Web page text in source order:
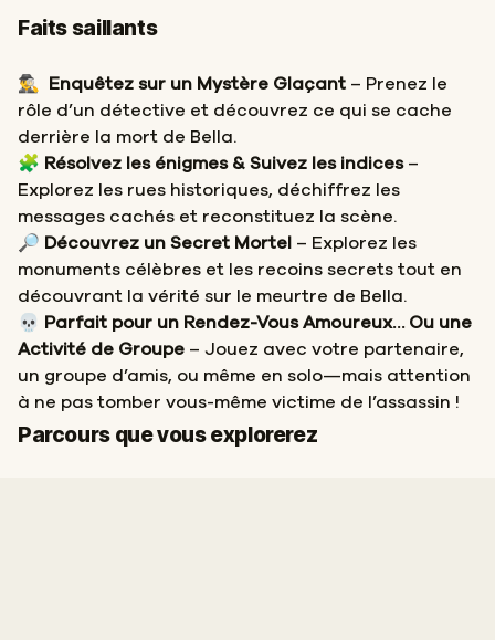
Faits saillants
🕵️‍♂️ Enquêtez sur un Mystère Glaçant – Prenez le
rôle d’un détective et découvrez ce qui se cache
derrière la mort de Bella.
🧩 Résolvez les énigmes & Suivez les indices–
Explorez les rues historiques, déchiffrez les
messages cachés et reconstituez la scène.
🔎 Découvrez un Secret Mortel – Explorez les
monuments célèbres et les recoins secrets tout en
découvrant la vérité sur le meurtre de Bella.
💀
Parfait pour un Rendez-Vous Amoureux… Ou une
Activité de Groupe – Jouez avec votre partenaire,
un groupe d’amis, ou même en solo—mais attention
à ne pas tomber vous-même victime de l’assassin !
Parcours que vous explorerez
Départ
Arrivée